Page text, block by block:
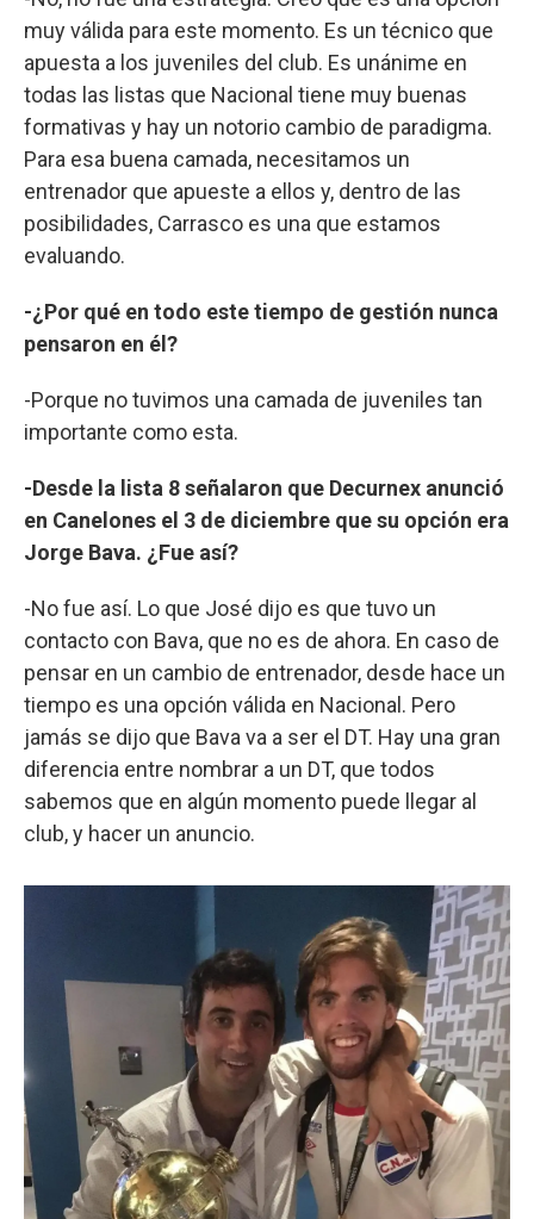
muy válida para este momento. Es un técnico que
apuesta a los juveniles del club. Es unánime en
todas las listas que Nacional tiene muy buenas
formativas y hay un notorio cambio de paradigma.
Para esa buena camada, necesitamos un
entrenador que apueste a ellos y, dentro de las
posibilidades, Carrasco es una que estamos
evaluando.
-¿Por qué en todo este tiempo de gestión nunca
pensaron en él?
-Porque no tuvimos una camada de juveniles tan
importante como esta.
-Desde la lista 8 señalaron que Decurnex anunció
en Canelones el 3 de diciembre que su opción era
Jorge Bava. ¿Fue así?
-No fue así. Lo que José dijo es que tuvo un
contacto con Bava, que no es de ahora. En caso de
pensar en un cambio de entrenador, desde hace un
tiempo es una opción válida en Nacional. Pero
jamás se dijo que Bava va a ser el DT. Hay una gran
diferencia entre nombrar a un DT, que todos
sabemos que en algún momento puede llegar al
club, y hacer un anuncio.